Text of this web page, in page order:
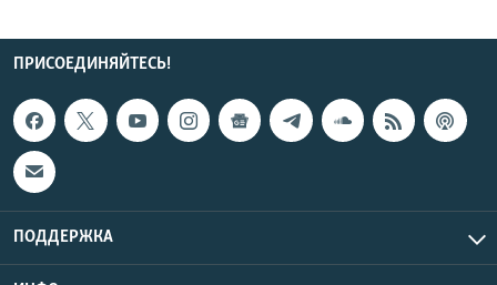
ПРИСОЕДИНЯЙТЕСЬ!
ПОДДЕРЖКА